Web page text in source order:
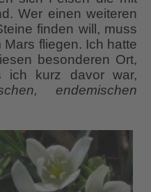
Wer einen weiteren
finden will, muss
fliegen. Ich hatte
besonderen Ort,
ich kurz davor war,
endemischen